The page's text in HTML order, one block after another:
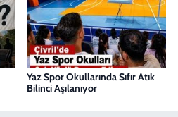
Yaz Spor Okullarında Sıfır Atık
Bilinci Aşılanıyor